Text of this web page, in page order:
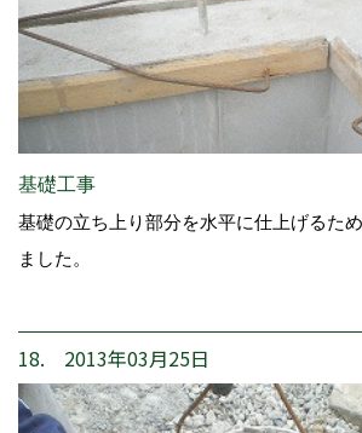
基礎工事
基礎の立ち上り部分を水平に仕上げるた
ました。
18. 2013年03月25日